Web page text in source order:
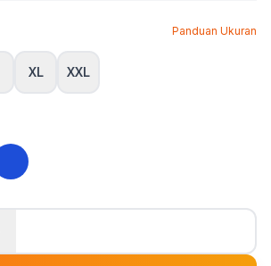
Panduan Ukuran
XL XXL